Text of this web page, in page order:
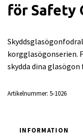
för Safety
korgglasögonserien.
skydda dina
Artikelnummer: 5-1026
INFORMATION